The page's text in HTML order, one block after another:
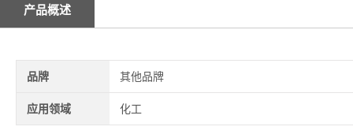
产品概述
品牌 其他品牌
应用领域 化工